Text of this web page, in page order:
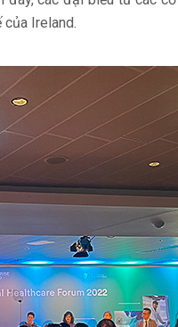
Ireland.